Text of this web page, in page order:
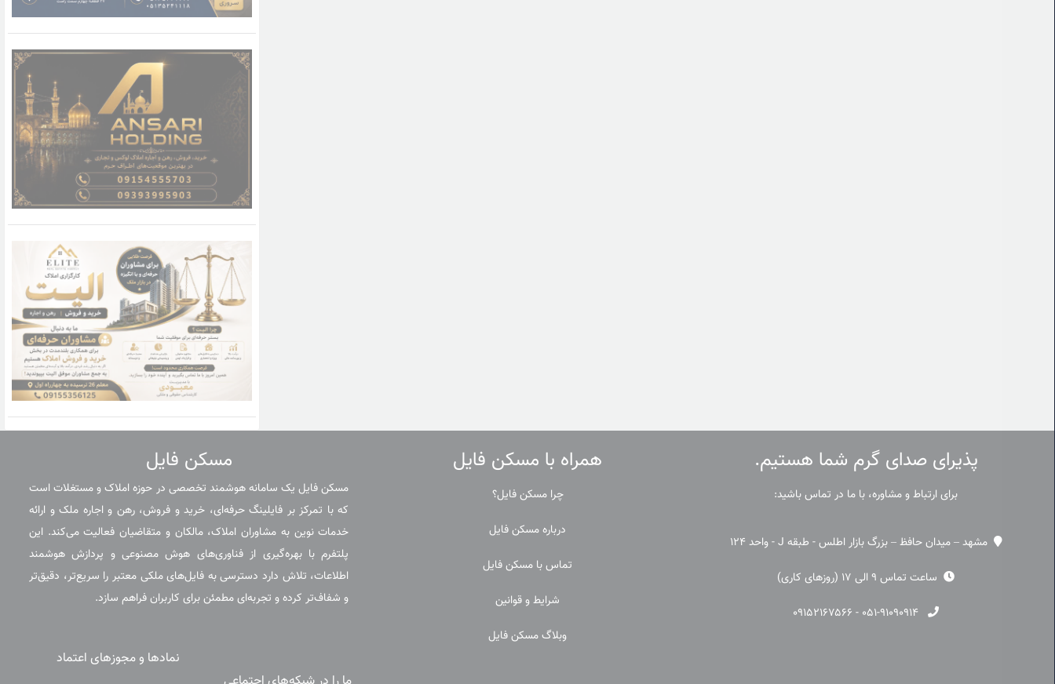
پذیرای صدای گرم شما هستیم.
برای ارتباط و مشاوره، با ما در تماس باشید:
مشهد – میدان حافظ – بزرگ بازار اطلس - طبقه J - واحد 124
ساعت تماس 9 الی 17 (روزهای کاری)
۰۵۱-۹۱۰۹۰۹۱۴ - ۰۹۱۵۲۱۶۷۵۶۶
همراه با مسکن فایل
چرا مسکن فایل؟
درباره مسکن فایل
تماس با مسکن فایل
شرایط و قوانین
وبلاگ مسکن فایل
مسکن فایل
مسکن فایل یک سامانه هوشمند تخصصی در حوزه املاک و مستغلات است
که با تمرکز بر فایلینگ حرفه‌ای، خرید و فروش، رهن و اجاره ملک و ارائه
خدمات نوین به مشاوران املاک، مالکان و متقاضیان فعالیت می‌کند. این
پلتفرم با بهره‌گیری از فناوری‌های هوش مصنوعی و پردازش هوشمند
اطلاعات، تلاش دارد دسترسی به فایل‌های ملکی معتبر را سریع‌تر، دقیق‌تر
و شفاف‌تر کرده و تجربه‌ای مطمئن برای کاربران فراهم سازد.
نمادها و مجوزهای اعتماد